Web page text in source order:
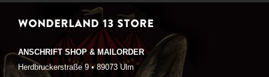
WONDERLAND 13 STORE
ANSCHRIFT SHOP & MAILORDER
Herdbruckerstraße 9 • 89073 Ulm